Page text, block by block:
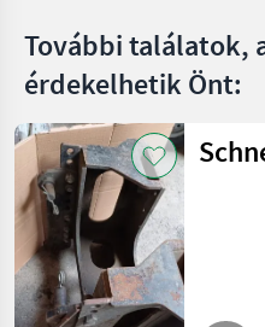
További találatok,
érdekelhetik Önt: